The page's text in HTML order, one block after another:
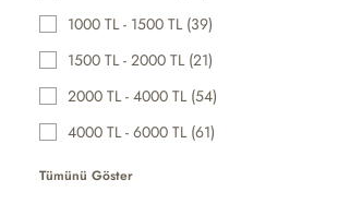
1000 TL - 1500 TL (39)
1500 TL - 2000 TL (21)
2000 TL - 4000 TL (54)
4000 TL - 6000 TL (61)
Tümünü Göster